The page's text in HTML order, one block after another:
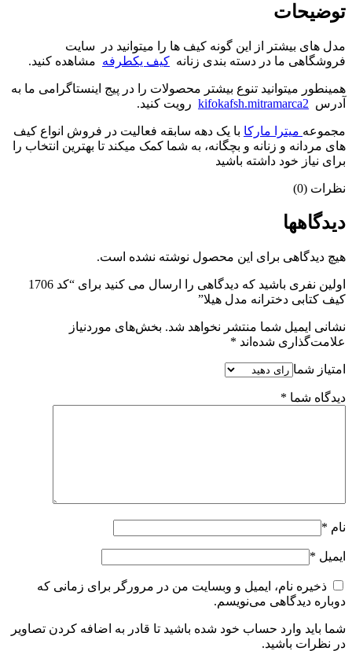
توضیحات
مدل های بیشتر از این گونه کیف ها را میتوانید در سایت
فروشگاهی ما در دسته بندی زنانه کیف یکطرفه مشاهده کنید.
همینطور میتوانید تنوع بیشتر محصولات را در پیج اینستاگرامی ما به
آدرس kifokafsh.mitramarca2 رویت کنید.
مجموعه میترا مارکا با یک دهه سابقه فعالیت در فروش انواع کیف
های مردانه و زنانه و بچگانه، به شما کمک میکند تا بهترین انتخاب را
برای نیاز خود داشته باشید
نظرات (0)
دیدگاهها
هیچ دیدگاهی برای این محصول نوشته نشده است.
اولین نفری باشید که دیدگاهی را ارسال می کنید برای “کد 1706
کیف کتابی دخترانه مدل هیلا”
نشانی ایمیل شما منتشر نخواهد شد. بخش‌های موردنیاز
علامت‌گذاری شده‌اند *
امتیاز شما
دیدگاه شما *
نام *
ایمیل *
ذخیره نام، ایمیل و وبسایت من در مرورگر برای زمانی که
دوباره دیدگاهی می‌نویسم.
شما باید وارد حساب خود شده باشید تا قادر به اضافه کردن تصاویر
در نظرات باشید.